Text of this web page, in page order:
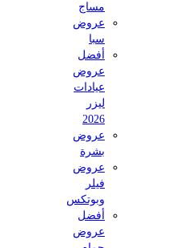
مساج
عروض
أفضل
عروض
عيادات
عروض
بشرة
عروض
وبوتكس
أفضل
عروض